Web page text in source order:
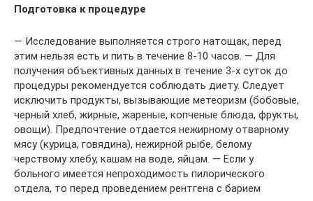
Подготовка к процедуре
— Исследование выполняется строго натощак, перед
этим нельзя есть и пить в течение 8-10 часов. — Для
получения объективных данных в течение 3-х суток до
процедуры рекомендуется соблюдать диету. Следует
исключить продукты, вызывающие метеоризм (бобовые,
черный хлеб, жирные, жареные, копченые блюда, фрукты,
овощи). Предпочтение отдается нежирному отварному
мясу (курица, говядина), нежирной рыбе, белому
черствому хлебу, кашам на воде, яйцам. — Если у
больного имеется непроходимость пилорического
отдела, то перед проведением рентгена с барием